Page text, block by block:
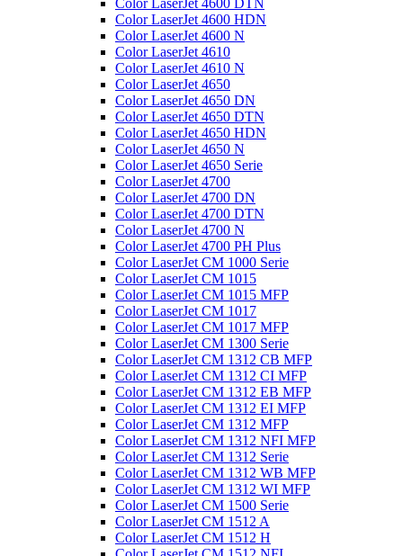
Color LaserJet 4600 HDN
Color LaserJet 4600 N
Color LaserJet 4610
Color LaserJet 4610 N
Color LaserJet 4650
Color LaserJet 4650 DN
Color LaserJet 4650 DTN
Color LaserJet 4650 HDN
Color LaserJet 4650 N
Color LaserJet 4650 Serie
Color LaserJet 4700
Color LaserJet 4700 DN
Color LaserJet 4700 DTN
Color LaserJet 4700 N
Color LaserJet 4700 PH Plus
Color LaserJet CM 1000 Serie
Color LaserJet CM 1015
Color LaserJet CM 1015 MFP
Color LaserJet CM 1017
Color LaserJet CM 1017 MFP
Color LaserJet CM 1300 Serie
Color LaserJet CM 1312 CB MFP
Color LaserJet CM 1312 CI MFP
Color LaserJet CM 1312 EB MFP
Color LaserJet CM 1312 EI MFP
Color LaserJet CM 1312 MFP
Color LaserJet CM 1312 NFI MFP
Color LaserJet CM 1312 Serie
Color LaserJet CM 1312 WB MFP
Color LaserJet CM 1312 WI MFP
Color LaserJet CM 1500 Serie
Color LaserJet CM 1512 A
Color LaserJet CM 1512 H